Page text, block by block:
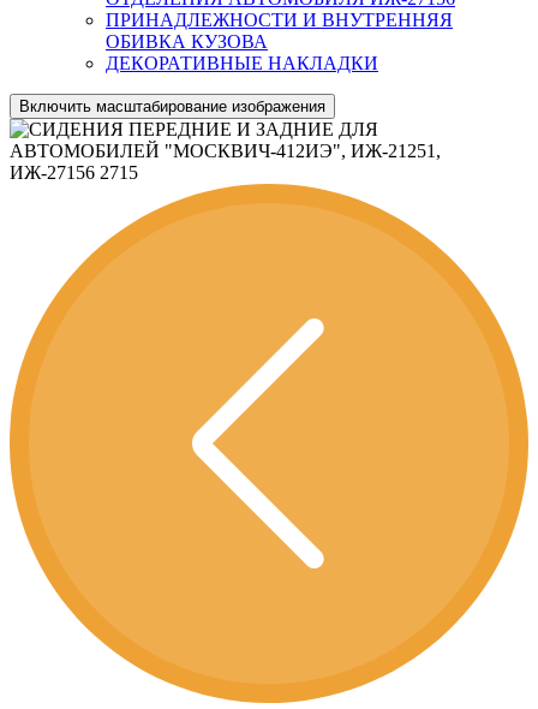
ПРИНАДЛЕЖНОСТИ И ВНУТРЕННЯЯ
ОБИВКА КУЗОВА
ДЕКОРАТИВНЫЕ НАКЛАДКИ
Включить масштабирование изображения